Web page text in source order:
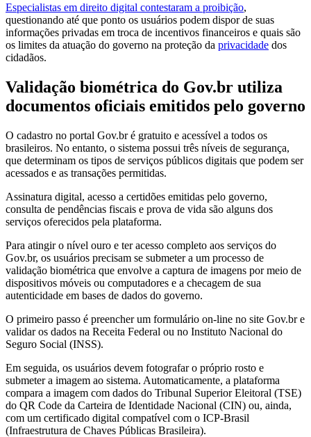
Especialistas em direito digital contestaram a proibição,
questionando até que ponto os usuários podem dispor de suas
informações privadas em troca de incentivos financeiros e quais são
os limites da atuação do governo na proteção da privacidade dos
cidadãos.
Validação biométrica do Gov.br utiliza
documentos oficiais emitidos pelo governo
O cadastro no portal Gov.br é gratuito e acessível a todos os
brasileiros. No entanto, o sistema possui três níveis de segurança,
que determinam os tipos de serviços públicos digitais que podem ser
acessados e as transações permitidas.
Assinatura digital, acesso a certidões emitidas pelo governo,
consulta de pendências fiscais e prova de vida são alguns dos
serviços oferecidos pela plataforma.
Para atingir o nível ouro e ter acesso completo aos serviços do
Gov.br, os usuários precisam se submeter a um processo de
validação biométrica que envolve a captura de imagens por meio de
dispositivos móveis ou computadores e a checagem de sua
autenticidade em bases de dados do governo.
O primeiro passo é preencher um formulário on-line no site Gov.br e
validar os dados na Receita Federal ou no Instituto Nacional do
Seguro Social (INSS).
Em seguida, os usuários devem fotografar o próprio rosto e
submeter a imagem ao sistema. Automaticamente, a plataforma
compara a imagem com dados do Tribunal Superior Eleitoral (TSE)
do QR Code da Carteira de Identidade Nacional (CIN) ou, ainda,
com um certificado digital compatível com o ICP-Brasil
(Infraestrutura de Chaves Públicas Brasileira).